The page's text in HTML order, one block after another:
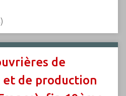
de
de production